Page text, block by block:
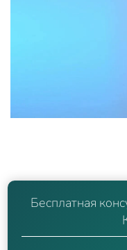
Бесплатная